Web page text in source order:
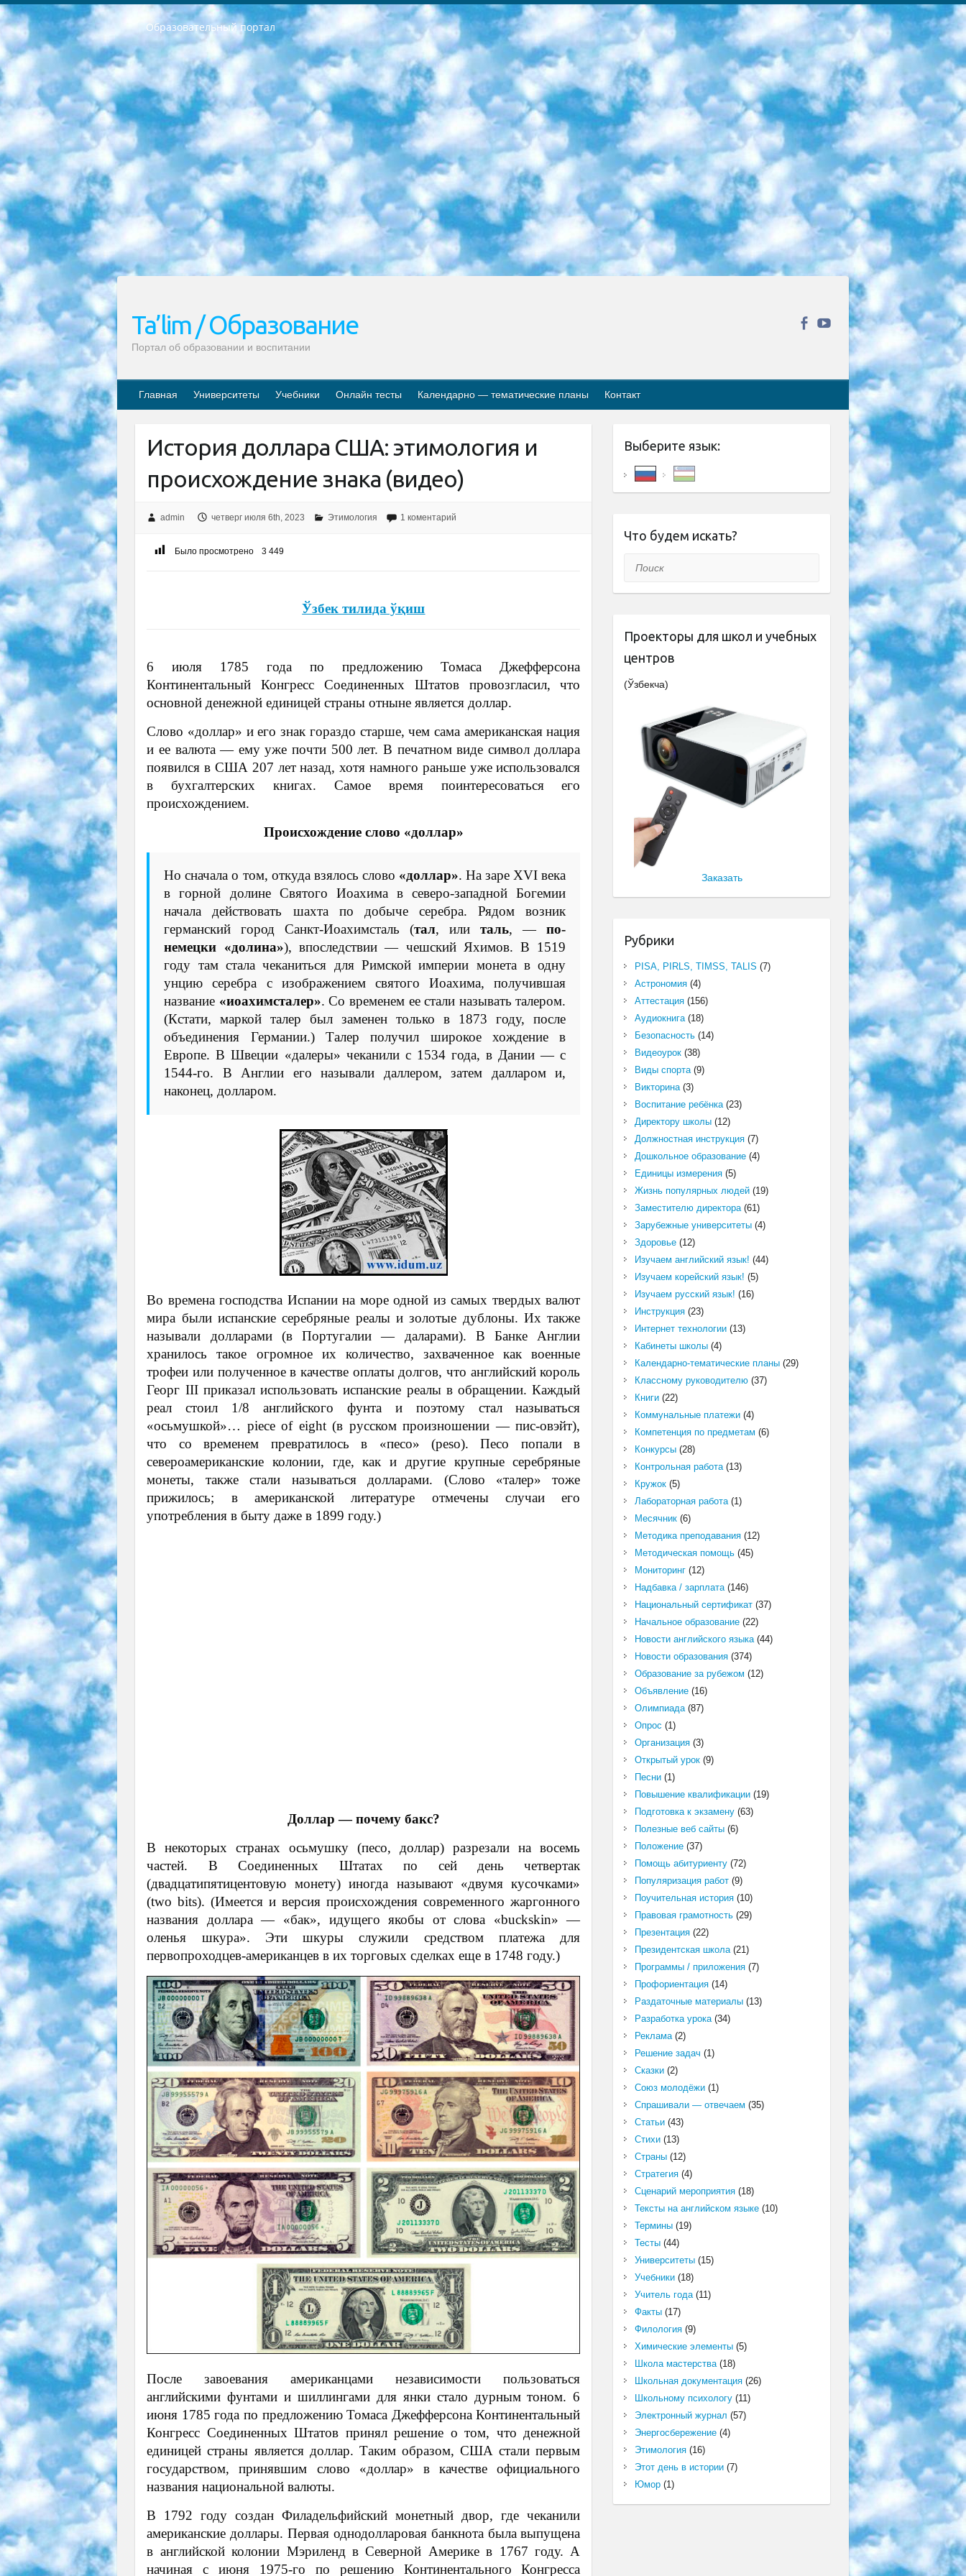
Образовательный портал
РЕСПУБЛИКА УЗБЕКИСТАН МИНИСТРЕРСТВО ДОШКОЛЬНОГО И ШКОЛЬНОГО ОБРАЗОВАНИЯ КОМАНДА в общеобразовательных учреждениях в 2023-2024 учебном году организация и проведение итоговой государственной аттестации обучающихся о Министра дошкольного и школьного образования Республики Узбекистан от 4 марта 2008 года (постановлением Минюста от 20 марта 2008 года № 1778 государственной регистрации) «Итоговое состояние учащихся общего среднего образования на основании положения об утверждении положения об аттестации общего среднего образования выпускной экзамен студентов в образовательных учреждениях в 2023-2024 учебном году В целях организации и прохождения аттестации приказываю: 1. Следующее: перечень предметов, по которым будет проводиться итоговая государственная аттестация и экзамен формы перевода согласно приложению 1; сертификаты международного образца, оценивающие уровень владения иностранными языками перечень согласно приложению 2; 2. Педагогический при специализированных образовательных учреждениях. научно-практический центр квалификации и международной оценки (Д.Давидова) 2024 г. До 25 марта: задания по предметам, по которым будет проводиться итоговая аттестация разработка и утверждение технических условий; итоговая аттестация на основании разработанного предметного задания разработка вопросов по предметам (устно и письменно), экзамен передача; общеобразовательные средние школы и специальные учебные заведения учащиеся выпускных классов школ и интернатов в агентской системе подготовка базы данных экзаменационных материалов и критериев оценки; перевод базы экзаменационных материалов на все языки обучения подать в Республиканский образовательный центр для изготовления; варианты экзаменов на основе разработанных контрольных материалов пусть будут поставлены задачи формирования. 3. Республиканский образовательный центр (Ш.Худайкулов) до 5 апреля 2024 года. до: база данных предоставленных экзаменационных материалов на все языки обучения перевод и экспертиза; для слепых, слабовидящих, глухих, слабослышащих и умственно отсталых детей учащиеся выпускных классов специализированных школ и школ-интернатов база данных экзаменационных материалов на всех преподаваемых языках подготовка критериев оценки; специализированные школы для умственно отсталых детей и технологии для учащихся выпускных классов школ-интернатов разработка соответствующих рекомендаций и критериев проведения ЕГЭ по естествознанию давать задания. 4. Педагогический при специализированных образовательных учреждениях. Научно-практический центр навыков и международной оценки (Д.Давидова), Республика образовательный центр (Худайкулов Ш.) итоговый государственный аттестационный экзамен ориентирован на творческое и логическое мышление при подготовке базы материалов учитывать введение заданий. 5. Следует отметить, что: сертификат государственного образца о знании общеобразовательного предмета и как минимум национальный уровень B1 по предметам на иностранных языках, указанным в Приложении 2. или международно признанный сертификат эквивалентного уровня студенты, изучающие определенный предмет, освобождаются от экзамена; по соответствующим предметам запланирована итоговая государственная аттестация за день до дня, путем жеребьевки Рабочей группой (в письменной форме по предметам, проводимым в форме) из числа сформированных вариантов выбрано 2 варианта; 2 выбранных варианта экзамена анонсированы на официальном сайте министерства и все выпускники по всей стране на основе этих вариантов проводит итоговую государственную аттестацию. 6. Государственное образование учащихся средних общеобразовательных учреждений. знания в соответствии с квалификационными требованиями, которые необходимо приобрести на основании стандартов итоговый (выпускной) контроль для 9 и 11 классов в целях тестирования Экзамены (далее – экзамены) состоят из предметов, перечисленных в приложении 1. будет сделано. 7. Экзамены пройдут с 26 мая по 15 июня 2024 г. (кроме науки физического воспитания). 8. Физическая для учащихся 9 классов общесредних образовательных учреждений. Экзамены по предмету «Образование, квалификация медицина» 1-6 мая 2024 года. сотрудники перевести под присмотр (с отклонениями в физическом или умственном развитии) специализированная школа для детей, школы-интернаты и со сколиозом школы-интернаты санаторного типа для больных детей исключены). 9. Он был слепым, слабовидящим и имел нарушения опорно-двигательного аппарата. экзамены в специализированных школах и интернатах для детей должны проводиться исходя из требований, предъявляемых к общеобразовательным учреждениям (физкультура кроме науки). 10. Специализированная школа для глухих и слабослышащих детей. и экзамены в интернатах и быть реализован в виде письменного теста по математике. 11. Специальность для умственно отсталых детей. Для 9 класса Родной язык и литературное письмо Государственный язык (язык обучения – узбекский). для неклассов) написано Математическое письмо Письменная/устная история Узбекистана Физическое воспитание практично Итоговый контроль Для 11 класса Написание родного языка и литературы (эссе) Математическое письмо Узбекский язык (обучение на узбекском языке) не посещающее общее среднее образование для учреждений)/Образовательное учреждение выбор письменный и устный Иностранный язык письменный/устный Письменная/устная история Узбекистана *По выбору студента:  Химия  Физика  Основы государственного права  География 10 бесплатных образовательных ресурсов - Мы составили подборку онлайн-проектов с интерактивными упражнениями, видеолекциями и статьями. Они помогут вам обрести новые и освежить старые знания бесплатно. 1. «ИНТУИТ» Старейшая образовательная площадка Рунета. Здесь вы найдёте сотни текстовых и видеокурсов на десятки различных тем — от программирования до психологии. Многие курсы подготовлены российскими университетами и крупными международными компаниями вроде Intel и Microsoft. Самостоятельное обучение бесплатное, но желающие могут оплатить услуги персональных наставников. 2. «Смартия» знакомит с актуальными профессиями и подсказывает, как им обучаться. Выбрав заинтересовавшую вас специальность — SMM-специалист, фотограф, веб-дизайнер или другую, — увидите список необходимых для неё умений. Чтобы вы могли освоить их самостоятельно, для каждого умения площадка отображает подборку ссылок на учебные материалы. Хотя «Смартия» ориентируется на русскоязычную аудиторию, часть контента всё же доступна только на английском. 3. «Лекторий Физтеха» Проект Московского физико-технического института (Физтеха). С его помощью вы можете смотреть онлайн серии лекций, записанные на видео в этом вузе. В числе доступных предметов — физика, биология, химия, информационные технологии и другие. К некоторым лекциям администрация ресурса прилагает готовые конспекты, которые можно скачивать в PDF-формате. 4. ITMOcourses Онлайн-площадка Санкт-Петербургского национального исследовательского университета информационных технологий, механики и оптики (ИТМО). Ресурс предоставляет свободный доступ к курсам, разработанным в этом вузе. Каталог материалов разбит на четыре категории: «Оптические системы и технологии», «Приборостроение и робототехника», «Информационные технологии» и «Биотехнологии». Курсы состоят из видеолекций, интерактивных демонстраций и заданий. 5. «КиберЛенинка» Электронная научная библиотека открытого доступа. Каталог площадки регулярно обрастает текстами статей из различных научных изданий. Сгруппированные по журналам и рубрикам публикации можно читать онлайн или скачивать целиком в PDF-формате. Проект нацелен на популяризацию науки за счёт открытого доступа к качественной информации. 6. «ПостНаука» На этом ресурсе публикуют подборки видеолекций, составленные экспертами из разных отраслей и объединённые общими темами. Среди них, к примеру, есть серии «Биоинформатика и геномика», «Культура средневековой Скандинавии» и Cinema Studies о теории кино. Каждая подборка лекций — логически связанная история, рассказанная экспертом от первого лица. Кроме того, на сайте появляются научно-образовательные статьи и тесты на разные темы. 7. «Newочём» Команда проекта «Newочём» отбирает самые интересные тексты из англоязычных СМИ и переводит те из них, за которые голосуют участники сообщества «ВКонтакте». По большей части это научно-популярные статьи. Редакторы придумывают лишь заголовки, в остальном содержание переводов соответствует оригиналам. Полные тексты можно читать прямо в социальной сети. 8. InternetUrok Онлайн-база материалов по основным дисциплинам школьной программы. Информация на сайте структурирована по классам, предметам и темам (урокам). Каждый урок состоит из видеолекций и конспектов. Есть также интерактивные тренажёры и тесты для закрепления пройденного материала. Даже если вы давно окончили школу, возможность повторить программу старших классов всегда может пригодиться. 9. Edutainme Ещё один ресурс об образовании. В отличие от Newtonew, как мне кажется, Edutainme больше ориентируется на представителей индустрии: педагогов, предпринимателей, разработчиков образовательных проектов. Но и любой, кто просто стремится к саморазвитию, найдёт на сайте много полезного и интересного для себя. Например, информацию о новых курсах и образовательных сервисах. 10. Newtonew Онлайн-медиа об образовании и обучении в широком смысле. Авторы Newtonew пишут об инструментах, заведениях, тактиках и стратегиях, которые помогают учить других и получать новые знания самостоятельно. На этой площадке вы найдёте новости, обзоры, аналитические мат
Ta’lim / Образование
Портал об образовании и воспитании
Главная Университеты Учебники Онлайн тесты Календарно — тематические планы Контакт
История доллара США: этимология и
происхождение знака (видео)
admin четверг июля 6th, 2023 Этимология 1 коментарий
Было просмотрено 3 449
Ўзбек тилида ўқиш
6 июля 1785 года по предложению Томаса Джефферсона
Континентальный Конгресс Соединенных Штатов провозгласил, что
основной денежной единицей страны отныне является доллар.
Слово «доллар» и его знак гораздо старше, чем сама американская нация
и ее валюта — ему уже почти 500 лет. В печатном виде символ доллара
появился в США 207 лет назад, хотя намного раньше уже использовался
в бухгалтерских книгах. Самое время поинтересоваться его
происхождением.
Происхождение слово «доллар»
Но сначала о том, откуда взялось слово «доллар». На заре XVI века
в горной долине Святого Иоахима в северо-западной Богемии
начала действовать шахта по добыче серебра. Рядом возник
германский город Санкт-Иоахимсталь (тал, илиталь, —по-
немецки «долина»), впоследствии — чешский Яхимов. В 1519
году там стала чеканиться для Римской империи монета в одну
унцию серебра с изображением святого Иоахима, получившая
название «иоахимсталер». Со временем ее стали называть талером.
(Кстати, маркой талер был заменен только в 1873 году, после
объединения Германии.) Талер получил широкое хождение в
Европе. В Швеции «далеры» чеканили с 1534 года, в Дании — с
1544-го. В Англии его называли даллером, затем далларом и,
наконец, долларом.
Во времена господства Испании на море одной из самых твердых валют
мира были испанские серебряные реалы и золотые дублоны. Их также
называли долларами (в Португалии — даларами). В Банке Англии
хранилось такое огромное их количество, захваченное как военные
трофеи или полученное в качестве оплаты долгов, что английский король
Георг III приказал использовать испанские реалы в обращении. Каждый
реал стоил 1/8 английского фунта и поэтому стал называться
«осьмушкой»… piece of eight (в русском произношении — пис-овэйт),
что со временем превратилось в «песо» (peso). Песо попали в
североамериканские колонии, где, как и другие крупные серебряные
монеты, также стали называться долларами. (Слово «талер» тоже
прижилось; в американской литературе отмечены случаи его
употребления в быту даже в 1899 году.)
Доллар — почему бакс?
В некоторых странах осьмушку (песо, доллар) разрезали на восемь
частей. В Соединенных Штатах по сей день четвертак
(двадцатипятицентовую монету) иногда называют «двумя кусочками»
(two bits). (Имеется и версия происхождения современного жаргонного
названия доллара — «бак», идущего якобы от слова «buckskin» —
оленья шкура». Эти шкуры служили средством платежа для
первопроходцев-американцев в их торговых сделках еще в 1748 году.)
После завоевания американцами независимости пользоваться
английскими фунтами и шиллингами для янки стало дурным тоном. 6
июня 1785 года по предложению Томаса Джефферсона Континентальный
Конгресс Соединенных Штатов принял решение о том, что денежной
единицей страны является доллар. Таким образом, США стали первым
государством, принявшим слово «доллар» в качестве официального
названия национальной валюты.
В 1792 году создан Филадельфийский монетный двор, где чеканили
американские доллары. Первая однодолларовая банкнота была выпущена
в английской колонии Мэриленд в Северной Америке в 1767 году. А
начиная с июня 1975-го по решению Континентального Конгресса
Выберите язык:
Что будем искать?
Поиск
Проекторы для школ и учебных
центров
(Ўзбекча)
Заказать
Рубрики
PISA, PIRLS, TIMSS, TALIS (7)
Астрономия(4)
Аттестация(156)
Аудиокнига(18)
Безопасность(14)
Видеоурок(38)
Виды спорта(9)
Викторина(3)
Воспитание ребёнка(23)
Директору школы(12)
Должностная инструкция(7)
Дошкольное образование(4)
Единицы измерения(5)
Жизнь популярных людей(19)
Заместителю директора(61)
Зарубежные университеты(4)
Здоровье(12)
Изучаем английский язык! (44)
Изучаем корейский язык! (5)
Изучаем русский язык! (16)
Инструкция(23)
Интернет технологии(13)
Кабинеты школы(4)
Календарно-тематические планы(29)
Классному руководителю(37)
Книги(22)
Коммунальные платежи(4)
Компетенция по предметам (6)
Конкурсы(28)
Контрольная работа(13)
Кружок(5)
Лабораторная работа(1)
Месячник(6)
Методика преподавания(12)
Методическая помощь(45)
Мониторинг(12)
Надбавка / зарплата(146)
Национальный сертификат(37)
Начальное образование(22)
Новости английского языка(44)
Новости образования(374)
Образование за рубежом (12)
Объявление(16)
Олимпиада(87)
Опрос (1)
Организация(3)
Открытый урок(9)
Песни(1)
Повышение квалификации(19)
Подготовка к экзамену(63)
Полезные веб сайты(6)
Положение(37)
Помощь абитуриенту(72)
Популяризация работ(9)
Поучительная история(10)
Правовая грамотность(29)
Презентация(22)
Президентская школа(21)
Программы / приложения(7)
Профориентация(14)
Раздаточные материалы(13)
Разработка урока(34)
Реклама(2)
Решение задач (1)
Сказки(2)
Союз молодёжи(1)
Спрашивали — отвечаем (35)
Статьи(43)
Стихи(13)
Страны(12)
Стратегия(4)
Сценарий мероприятия(18)
Тексты на английском языке(10)
Термины(19)
Тесты(44)
Университеты(15)
Учебники(18)
Учитель года(11)
Факты(17)
Филология(9)
Химические элементы(5)
Школа мастерства(18)
Школьная документация(26)
Школьному психологу(11)
Электронный журнал (57)
Энергосбережение(4)
Этимология(16)
Этот день в истории(7)
Юмор(1)